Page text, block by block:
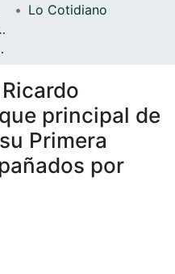
Statistics
Lo Cotidiano
- Patrimonial
por Marino Medina
principal de
Primera
por